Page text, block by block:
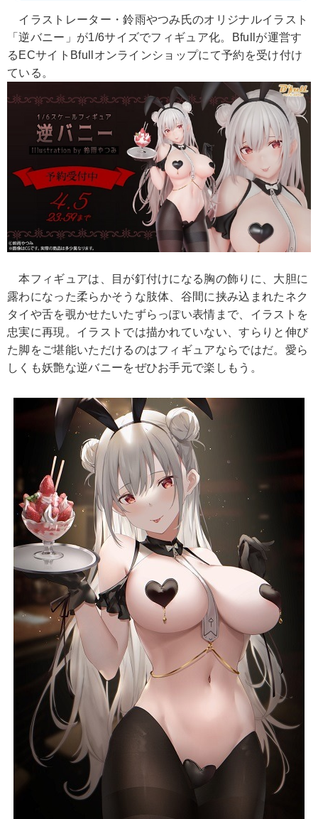
イラストレーター・鈴雨やつみ氏のオリジナルイラスト
「逆バニー」が1/6サイズでフィギュア化。Bfullが運営す
るECサイトBfullオンラインショップにて予約を受け付け
ている。
本フィギュアは、目が釘付けになる胸の飾りに、大胆に
露わになった柔らかそうな肢体、谷間に挟み込まれたネク
タイや舌を覗かせたいたずらっぽい表情まで、イラストを
忠実に再現。イラストでは描かれていない、すらりと伸び
た脚をご堪能いただけるのはフィギュアならではだ。愛ら
しくも妖艶な逆バニーをぜひお手元で楽しもう。